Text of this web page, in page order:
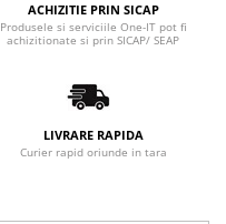
ACHIZITIE PRIN SICAP
Produsele si serviciile One-IT pot fi
achizitionate si prin SICAP/ SEAP
LIVRARE RAPIDA
Curier rapid oriunde in tara